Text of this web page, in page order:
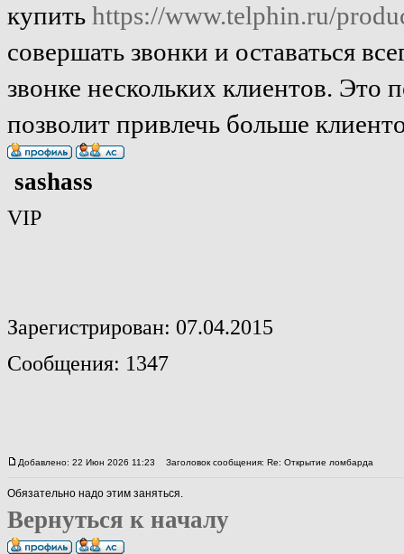
купить https://www.telphin.ru/
совершать звонки и оставаться
звонке нескольких клиентов. Это
позволит привлечь больше
sashass
VIP
Зарегистрирован: 07.04.2015
Сообщения: 1347
Добавлено: 22 Июн 2026 11:23 Заголовок сообщения: Re: Открытие ломбарда
Обязательно надо этим заняться.
Вернуться к началу